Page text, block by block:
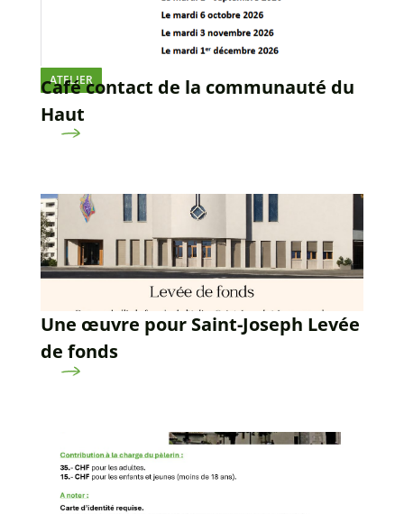
ATELIER
Café contact de la communauté du
Haut
Une œuvre pour Saint-Joseph Levée
de fonds